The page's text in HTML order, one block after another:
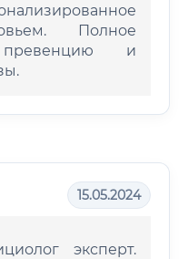
Полное
и
15.05.2024
эксперт.